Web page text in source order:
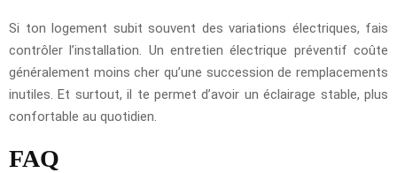
Si ton logement subit souvent des variations électriques, fais
contrôler l’installation. Un entretien électrique préventif coûte
généralement moins cher qu’une succession de remplacements
inutiles. Et surtout, il te permet d’avoir un éclairage stable, plus
confortable au quotidien.
FAQ